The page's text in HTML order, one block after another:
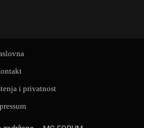
i privatnost